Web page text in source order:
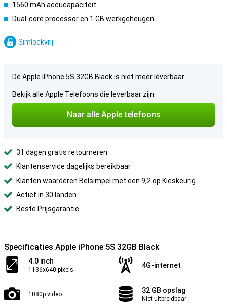
1560 mAh accucapaciteit
Dual-core processor en 1 GB werkgeheugen
Simlockvrij
De Apple iPhone 5S 32GB Black is niet meer leverbaar.
Bekijk alle Apple Telefoons die leverbaar zijn:
Naar alle Apple telefoons
31 dagen gratis retourneren
Klantenservice dagelijks bereikbaar
Klanten waarderen Belsimpel met een 9,2 op Kieskeurig
Actief in 30 landen
Beste Prijsgarantie
Specificaties Apple iPhone 5S 32GB Black
4.0 inch
1136x640 pixels
4G-internet
1080p video 32 GB opslag
Niet-uitbreidbaar